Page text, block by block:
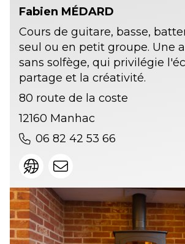
Fabien MÉDARD
Cours de guitare, basse,
seul ou en petit groupe. Une
sans solfège, qui privilégie
partage et la créativité.
80 route de la coste
12160 Manhac
06 82 42 53 66